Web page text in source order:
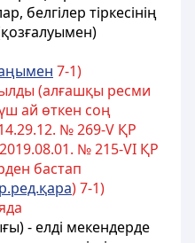
белгiлер тiркесiнiң
7-1)
(алғашқы ресми
ай өткен соң
№ 269-V ҚР
№ 215-VІ ҚР
бастап
) 7-1)
- елді мекендерде